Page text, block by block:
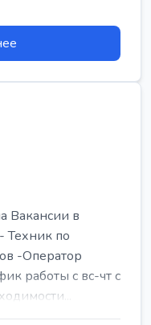
Вакансии в
Техник по
-Оператор
работы с вс-чт с